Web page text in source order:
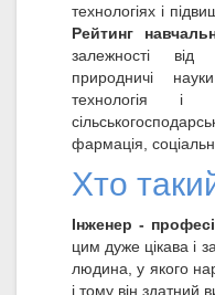
технологіях і
Рейтинг
залежності від
природничі
технологія і
фармація,
Хто
Інженер -
цим дуже цікава і
людина, у якого
і тому він здатний